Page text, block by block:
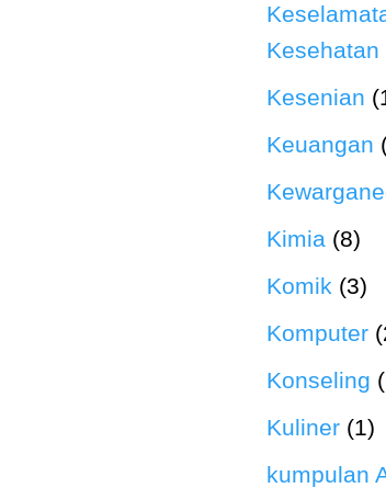
Kesehatan
Kesenian
Keuangan
Kimia (8)
Komik (3)
Komputer
Konseling
Kuliner (1)
kumpulan